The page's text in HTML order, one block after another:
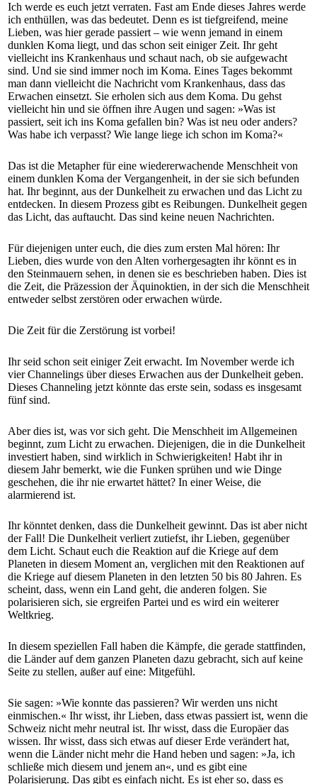
Ich werde es euch jetzt verraten. Fast am Ende dieses Jahres werde
ich enthüllen, was das bedeutet. Denn es ist tiefgreifend, meine
Lieben, was hier gerade passiert – wie wenn jemand in einem
dunklen Koma liegt, und das schon seit einiger Zeit. Ihr geht
vielleicht ins Krankenhaus und schaut nach, ob sie aufgewacht
sind. Und sie sind immer noch im Koma. Eines Tages bekommt
man dann vielleicht die Nachricht vom Krankenhaus, dass das
Erwachen einsetzt. Sie erholen sich aus dem Koma. Du gehst
vielleicht hin und sie öffnen ihre Augen und sagen: »Was ist
passiert, seit ich ins Koma gefallen bin? Was ist neu oder anders?
Was habe ich verpasst? Wie lange liege ich schon im Koma?«
Das ist die Metapher für eine wiedererwachende Menschheit von
einem dunklen Koma der Vergangenheit, in der sie sich befunden
hat. Ihr beginnt, aus der Dunkelheit zu erwachen und das Licht zu
entdecken. In diesem Prozess gibt es Reibungen. Dunkelheit gegen
das Licht, das auftaucht. Das sind keine neuen Nachrichten.
Für diejenigen unter euch, die dies zum ersten Mal hören: Ihr
Lieben, dies wurde von den Alten vorhergesagten ihr könnt es in
den Steinmauern sehen, in denen sie es beschrieben haben. Dies ist
die Zeit, die Präzession der Äquinoktien, in der sich die Menschheit
entweder selbst zerstören oder erwachen würde.
Die Zeit für die Zerstörung ist vorbei!
Ihr seid schon seit einiger Zeit erwacht. Im November werde ich
vier Channelings über dieses Erwachen aus der Dunkelheit geben.
Dieses Channeling jetzt könnte das erste sein, sodass es insgesamt
fünf sind.
Aber dies ist, was vor sich geht. Die Menschheit im Allgemeinen
beginnt, zum Licht zu erwachen. Diejenigen, die in die Dunkelheit
investiert haben, sind wirklich in Schwierigkeiten! Habt ihr in
diesem Jahr bemerkt, wie die Funken sprühen und wie Dinge
geschehen, die ihr nie erwartet hättet? In einer Weise, die
alarmierend ist.
Ihr könntet denken, dass die Dunkelheit gewinnt. Das ist aber nicht
der Fall! Die Dunkelheit verliert zutiefst, ihr Lieben, gegenüber
dem Licht. Schaut euch die Reaktion auf die Kriege auf dem
Planeten in diesem Moment an, verglichen mit den Reaktionen auf
die Kriege auf diesem Planeten in den letzten 50 bis 80 Jahren. Es
scheint, dass, wenn ein Land geht, die anderen folgen. Sie
polarisieren sich, sie ergreifen Partei und es wird ein weiterer
Weltkrieg.
In diesem speziellen Fall haben die Kämpfe, die gerade stattfinden,
die Länder auf dem ganzen Planeten dazu gebracht, sich auf keine
Seite zu stellen, außer auf eine: Mitgefühl.
Sie sagen: »Wie konnte das passieren? Wir werden uns nicht
einmischen.« Ihr wisst, ihr Lieben, dass etwas passiert ist, wenn die
Schweiz nicht mehr neutral ist. Ihr wisst, dass die Europäer das
wissen. Ihr wisst, dass sich etwas auf dieser Erde verändert hat,
wenn die Länder nicht mehr die Hand heben und sagen: »Ja, ich
schließe mich diesem und jenem an«, und es gibt eine
Polarisierung. Das gibt es einfach nicht. Es ist eher so, dass es